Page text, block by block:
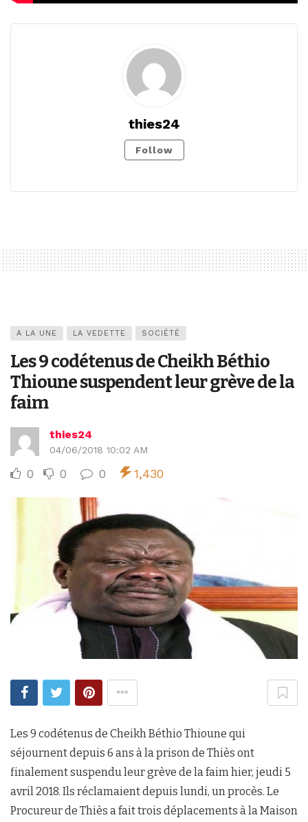
thies24
Follow
A LA UNE LA VEDETTE SOCIÉTÉ
Les 9 codétenus de Cheikh Béthio
Thioune suspendent leur grève de la
faim
thies24
04/06/2018 10:02 AM
0 0 0 1,430
Les 9 codétenus de Cheikh Béthio Thioune qui
séjournent depuis 6 ans à la prison de Thiès ont
finalement suspendu leur grève de la faim hier, jeudi 5
avril 2018. Ils réclamaient depuis lundi, un procès. Le
Procureur de Thiès a fait trois déplacements à la Maison